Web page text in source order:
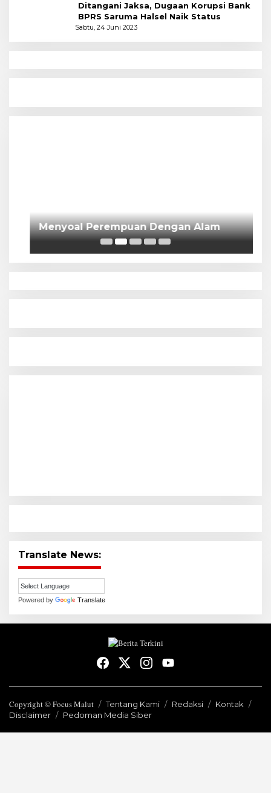
Ditangani Jaksa, Dugaan Korupsi Bank
BPRS Saruma Halsel Naik Status
Sabtu, 24 Juni 2023
Menyoal Perempuan Dengan Alam
Translate News:
Powered by Translate
Copyright © Focus Malut Tentang Kami Redaksi
Kontak
Disclaimer
Pedoman Media Siber